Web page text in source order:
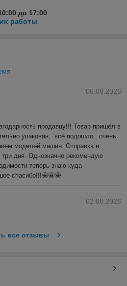
до 17:00
работы
06.08.2026
продавцу!!! Товар пришёл в
упакован,  всё подошло,  очень
моделей машин. Отправка и
три дня. Однозначно рекомендую
теперь знаю куда
спасибо!!!🤩🤩🤩
02.08.2026
все отзывы